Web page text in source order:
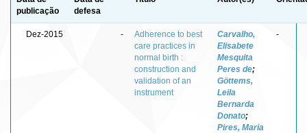
publicação
defesa
Dez-2015 -
Adherence to best
care practices in
normal birth :
construction and
validation of an
instrument
Carvalho,
Elisabete
Mesquita
Peres de;
Göttems,
Leila
Bernarda
Donato;
Pires, Maria
-